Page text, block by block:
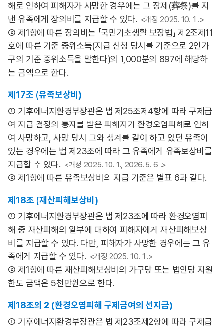
해로 인하여 피해자가 사망한 경우에는 그 장제(葬祭)를 지
낸 유족에게 장의비를 지급할 수 있다. <개정 2025. 10. 1 .>
② 제1항에 따른 장의비는 「국민기초생활 보장법」 제2조제11
호에 따른 기준 중위소득(지급 신청 당시를 기준으로 2인가
구의 기준 중위소득을 말한다)의 1,000분의 897에 해당하
는 금액으로 한다.
제17조 (유족보상비)
① 기후에너지환경부장관은 법 제25조제4항에 따라 구제급
여 지급 결정의 통지를 받은 피해자가 환경오염피해로 인하
여 사망하고, 사망 당시 그와 생계를 같이 하고 있던 유족이
있는 경우에는 법 제23조에 따라 그 유족에게 유족보상비를
지급할 수 있다. <개정 2025. 10. 1., 2026. 5. 6 .>
② 제1항에 따른 유족보상비의 지급 기준은 별표 6과 같다.
제18조 (재산피해보상비)
① 기후에너지환경부장관은 법 제23조에 따라 환경오염피
해 중 재산피해의 일부에 대하여 피해자에게 재산피해보상
비를 지급할 수 있다. 다만, 피해자가 사망한 경우에는 그 유
족에게 지급할 수 있다. <개정 2025. 10. 1 .>
② 제1항에 따른 재산피해보상비의 가구당 또는 법인당 지원
한도 금액은 5천만원으로 한다.
제18조의 2 (환경오염피해 구제급여의 선지급)
① 기후에너지환경부장관은 법 제23조제2항에 따라 구제급